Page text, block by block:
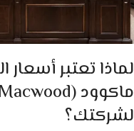
لماذا تعتبر
لشركتك؟